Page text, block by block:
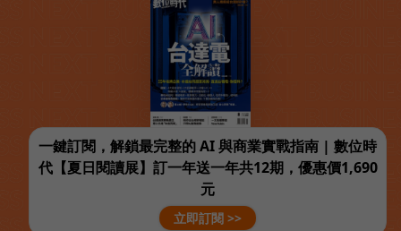
一鍵訂閱，解鎖最完整的 AI 與商業實戰指南 | 數位時
代【夏日閱讀展】訂一年送一年共12期，優惠價1,690
元
立即訂閱 >>